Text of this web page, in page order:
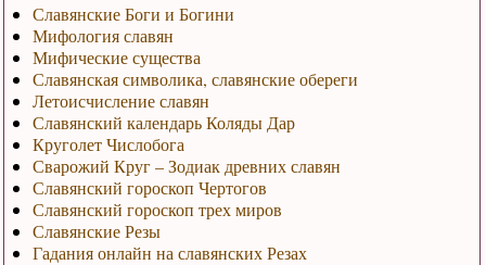
Славянские Боги и Богини
Мифология славян
Мифические существа
Славянская символика, славянские обереги
Летоисчисление славян
Славянский календарь Коляды Дар
Круголет Числобога
Сварожий Круг – Зодиак древних славян
Славянский гороскоп Чертогов
Славянский гороскоп трех миров
Славянские Резы
Гадания онлайн на славянских Резах